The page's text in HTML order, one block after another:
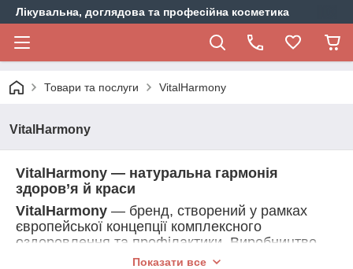
Лікувальна, доглядова та професійна косметика
Товари та послуги VitalHarmony
VitalHarmony
VitalHarmony — натуральна гармонія
здоров’я й краси
VitalHarmony — бренд, створений у рамках
європейської концепції комплексного
оздоровлення та профілактики. Виробництво
розміщене у країнах ЄС, на сертифікованих
Показати все